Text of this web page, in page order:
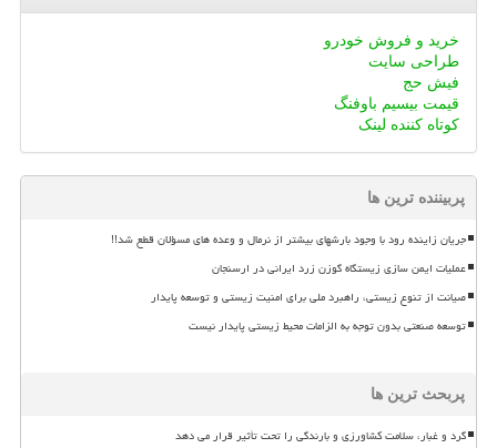
خرید و فروش خودرو
طراحی سایت
فیش حج
قیمت بیسیم باوفنگ
کوتاه کننده لینک
پربیننده ترین ها
جریان زاینده رود با وجود بارشهای بیشتر از نرمال و وعده های مسؤلان قطع شد!!
عملیات ایمن سازی زیستگاه گوزن زرد ایرانی در ارسنجان
صیانت از تنوع زیستی، راهبرد ملی برای امنیت زیستی و توسعه پایدار
توسعه صنعتی بدون توجه به الزامات محیط زیستی پایدار نیست
پربحث ترین ها
گرد و غبار، سلامت کشاورزی و بارندگی را تحت تأثیر قرار می دهد